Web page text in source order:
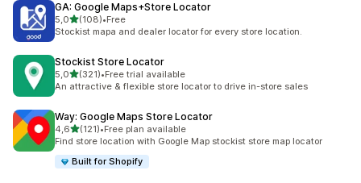
GA: Google Maps+Store Locator
5,0na 5 gwiazdek
(108)
Łączna liczba recenzji: 108
•Free
Stockist mapa and dealer locator for every store location.
Stockist Store Locator
5,0na 5 gwiazdek
(321)
Łączna liczba recenzji: 321
•Free trial available
An attractive & flexible store locator to drive in-store sales
Way: Google Maps Store Locator
4,6na 5 gwiazdek
(121)
Łączna liczba recenzji: 121
•Free plan available
Find store location with Google Map stockist store map locator
Built for Shopify